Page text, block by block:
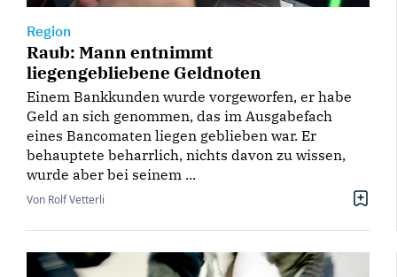
Region
Raub: Mann entnimmt
liegengebliebene Geldnoten
Einem Bankkunden wurde vorgeworfen, er habe
Geld an sich genommen, das im Ausgabefach
eines Bancomaten liegen geblieben war. Er
behauptete beharrlich, nichts davon zu wissen,
wurde aber bei seinem ...
Von Rolf Vetterli